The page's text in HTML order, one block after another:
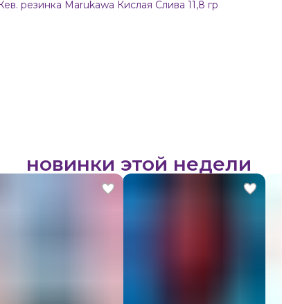
резинка Marukawa Кислая Слива 11,8 гр
новинки этой недели